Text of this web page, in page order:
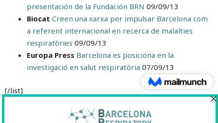
presentación de la Fundación BRN 09/09/13
Biocat Creen una xarxa per impulsar Barcelona com
a referent internacional en recerca de malalties
respiratòries 09/09/13
Europa Press Barcelona es posiciona en la
investigació en salut respiratòria 07/09/13
[/list]